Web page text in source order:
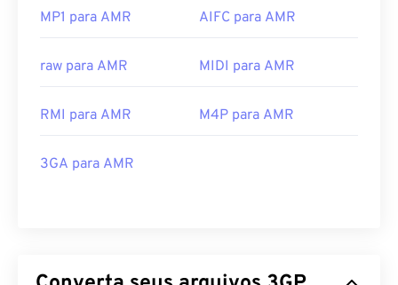
MP1 para AMR AIFC para AMR
raw para AMR MIDI para AMR
RMI para AMR M4P para AMR
3GA para AMR